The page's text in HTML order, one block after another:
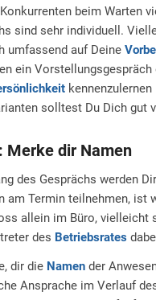
beim Warten
sind sehr individuell.
umfassend auf Deine
ein
solltest Du Dich gut
Merke dir Namen
des Gesprächs werden
am Termin teilnehmen,
allein im Büro, vielleicht
des Betriebsrates
dir die Namen der
Ansprache im Verlauf